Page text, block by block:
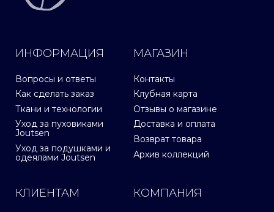
ИНФОРМАЦИЯ
Вопросы и ответы
Как сделать заказ
Ткани и технологии
Уход за пуховиками
Joutsen
Уход за подушками и
одеялами Joutsen
МАГАЗИН
Контакты
Клубная карта
Отзывы о магазине
Доставка и оплата
Возврат товара
Архив коллекций
КЛИЕНТАМ КОМПАНИЯ